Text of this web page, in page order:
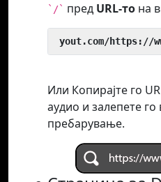
`/` пред URL-то на
yout.com/https://
Или Копирајте го
аудио и залепете го
пребарување.